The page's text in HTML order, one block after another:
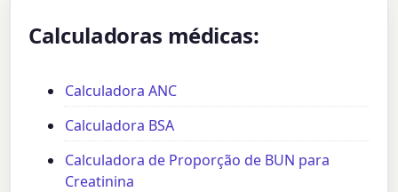
Calculadoras médicas:
Calculadora ANC
Calculadora BSA
Calculadora de Proporção de BUN para
Creatinina